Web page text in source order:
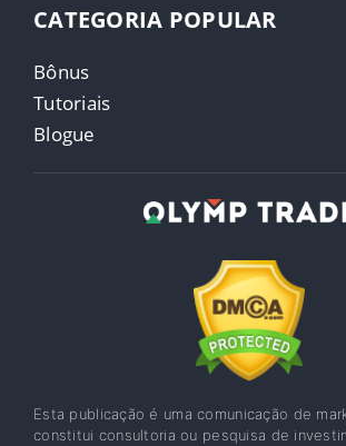
CATEGORIA POPULAR
Bônus
Tutoriais
Blogue
Esta publicação é uma comunicação de
constitui consultoria ou pesquisa de